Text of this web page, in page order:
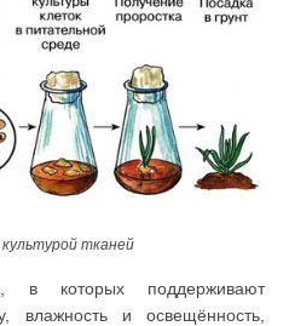
тканей
в которых поддерживают
влажность и освещённость,